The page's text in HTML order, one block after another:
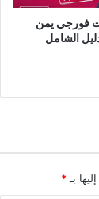
فورجي يمن
بـ *